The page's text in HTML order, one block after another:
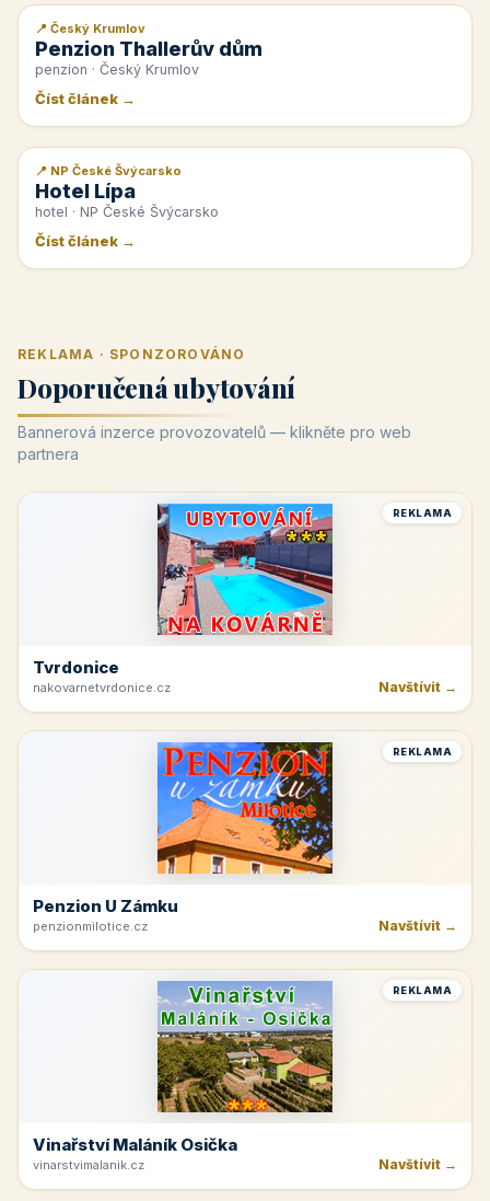
📰 PR článek
📍 Český Krumlov
Penzion Thallerův dům
penzion · Český Krumlov
Číst článek →
📰 PR článek
📍 NP České Švýcarsko
Hotel Lípa
hotel · NP České Švýcarsko
Číst článek →
REKLAMA · SPONZOROVÁNO
Doporučená ubytování
Bannerová inzerce provozovatelů — klikněte pro web
partnera
REKLAMA
Tvrdonice
nakovarnetvrdonice.cz Navštívit →
REKLAMA
Penzion U Zámku
penzionmilotice.cz Navštívit →
REKLAMA
Vinařství Maláník Osička
vinarstvimalanik.cz Navštívit →